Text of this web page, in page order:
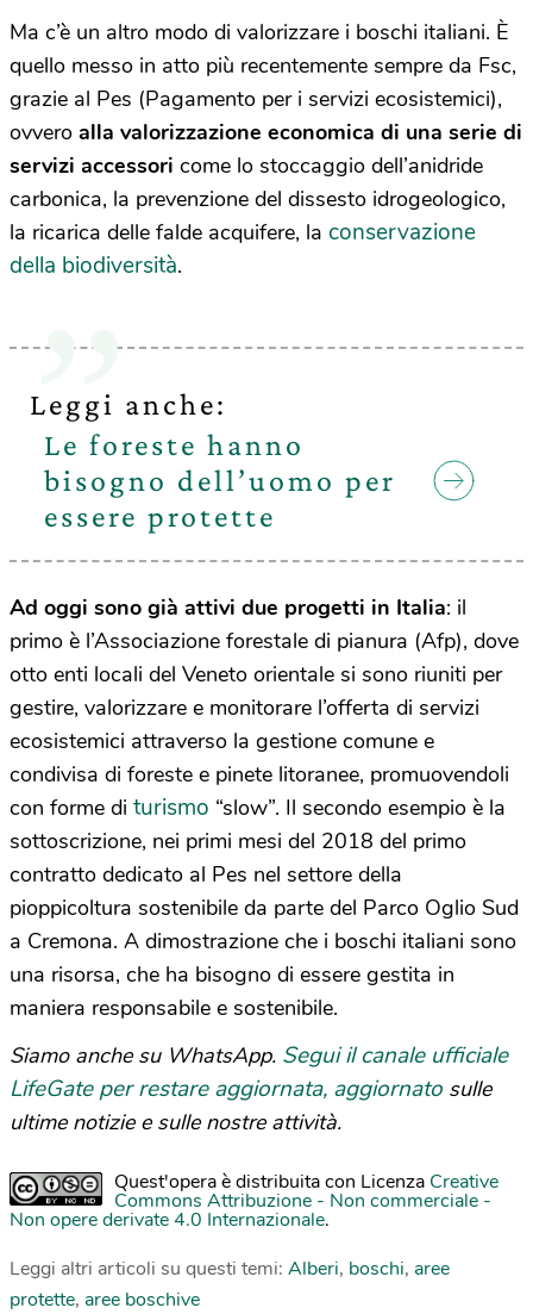
Ma c’è un altro modo di valorizzare i boschi italiani. È
quello messo in atto più recentemente sempre da Fsc,
grazie al Pes (Pagamento per i servizi ecosistemici),
ovvero alla valorizzazione economica di una serie di
servizi accessori come lo stoccaggio dell’anidride
carbonica, la prevenzione del dissesto idrogeologico,
la ricarica delle falde acquifere, la conservazione
della biodiversità.
Leggi anche:
Le foreste hanno
bisogno dell’uomo per
essere protette
Ad oggi sono già attivi due progetti in Italia: il
primo è l’Associazione forestale di pianura (Afp), dove
otto enti locali del Veneto orientale si sono riuniti per
gestire, valorizzare e monitorare l’offerta di servizi
ecosistemici attraverso la gestione comune e
condivisa di foreste e pinete litoranee, promuovendoli
con forme di turismo “slow”. Il secondo esempio è la
sottoscrizione, nei primi mesi del 2018 del primo
contratto dedicato al Pes nel settore della
pioppicoltura sostenibile da parte del Parco Oglio Sud
a Cremona. A dimostrazione che i boschi italiani sono
una risorsa, che ha bisogno di essere gestita in
maniera responsabile e sostenibile.
Siamo anche su WhatsApp. Segui il canale ufficiale
LifeGate per restare aggiornata, aggiornato sulle
ultime notizie e sulle nostre attività.
Quest'opera è distribuita con Licenza Creative
Commons Attribuzione - Non commerciale -
Non opere derivate 4.0 Internazionale.
Leggi altri articoli su questi temi: Alberi, boschi, aree
protette, aree boschive